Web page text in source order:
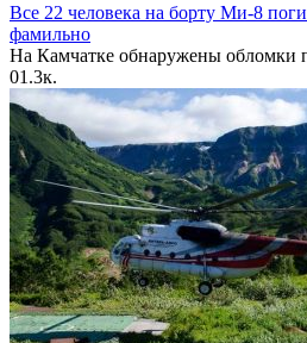
Все 22 человека на борту Ми-8
фамильно
На Камчатке обнаружены обломки
01.3к.